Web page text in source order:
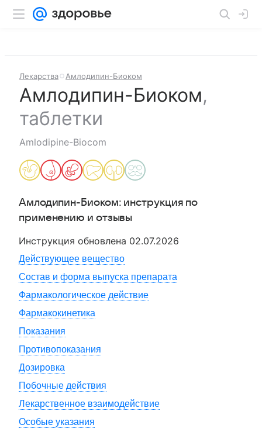
Лекарства Амлодипин-Биоком
Амлодипин-Биоком,
таблетки
Amlodipine-Biocom
Амлодипин-Биоком: инструкция по
применению и отзывы
Инструкция обновлена 02.07.2026
Действующее вещество
Состав и форма выпуска препарата
Фармакологическое действие
Фармакокинетика
Показания
Противопоказания
Дозировка
Побочные действия
Лекарственное взаимодействие
Особые указания